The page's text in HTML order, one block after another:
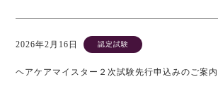
2026年2月16日 認定試験
ヘアケアマイスター２次試験先行申込みのご案内